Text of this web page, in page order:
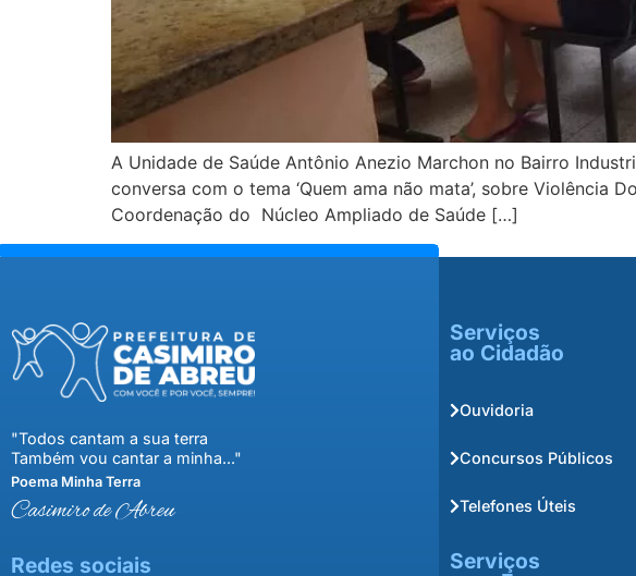
A Unidade de Saúde Antônio Anezio Marchon no Bairro
conversa com o tema ‘Quem ama não mata’, sobre Violência
Coordenação do Núcleo Ampliado de Saúde […]
"Todos cantam a sua terra
Também vou cantar a minha..."
Poema Minha Terra
Casimiro de Abreu
Redes sociais
Serviços
ao Cidadão
Ouvidoria
Concursos Públicos
Telefones Úteis
Serviços